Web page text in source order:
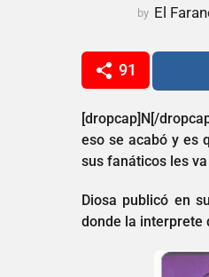
ñ
s
a
g
o
by El
91
[dropcap]N[/
eso se acabó y es
sus fanáticos les
Diosa publicó en
donde la interprete